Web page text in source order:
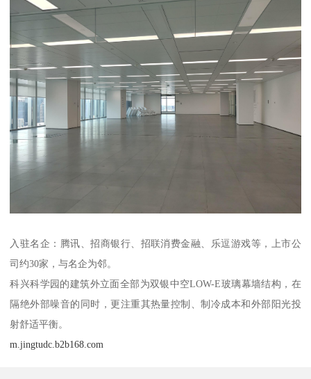
入驻名企：腾讯、招商银行、招联消费金融、乐逗游戏等，上市公
司约30家，与名企为邻。
科兴科学园的建筑外立面全部为双银中空LOW-E玻璃幕墙结构，在
隔绝外部噪音的同时，更注重其热量控制、制冷成本和外部阳光投
射舒适平衡。
m.jingtudc.b2b168.com